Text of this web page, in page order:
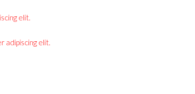
elit.
adipiscing elit.